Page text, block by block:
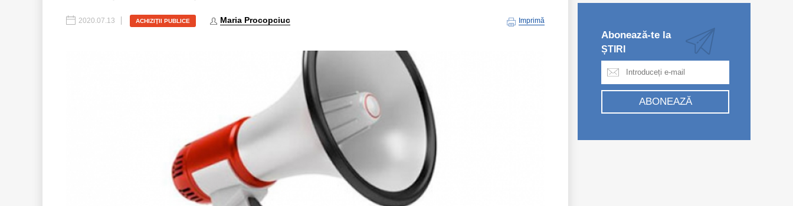
2020.07.13 ACHIZIŢII PUBLICE Maria Procopciuc Imprimă
Abonează-te la
ȘTIRI
ABONEAZĂ